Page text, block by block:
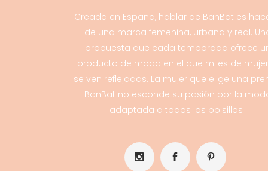
Creada en España, hablar de BanBat es
de una marca femenina, urbana y real.
propuesta que cada temporada ofrece
producto de moda en el que miles de
se ven reflejadas. La mujer que elige una
BanBat no esconde su pasión por la
adaptada a todos los bolsillos .